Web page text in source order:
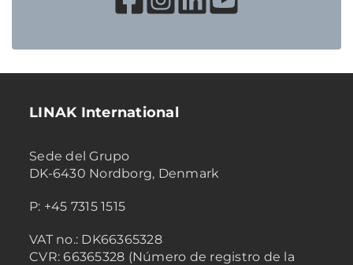
LINAK International
Sede del Grupo
DK-6430 Nordborg, Denmark
P: +45 7315 1515
VAT no.: DK66365328
CVR: 66365328 (Número de registro de la